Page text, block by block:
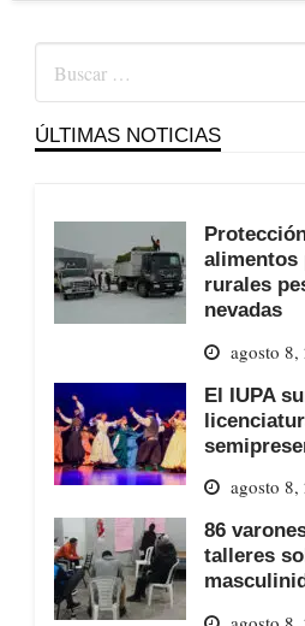
ÚLTIMAS NOTICIAS
alimentos
rurales
nevadas
agosto 8,
El IUPA
agosto 8,
86
talleres